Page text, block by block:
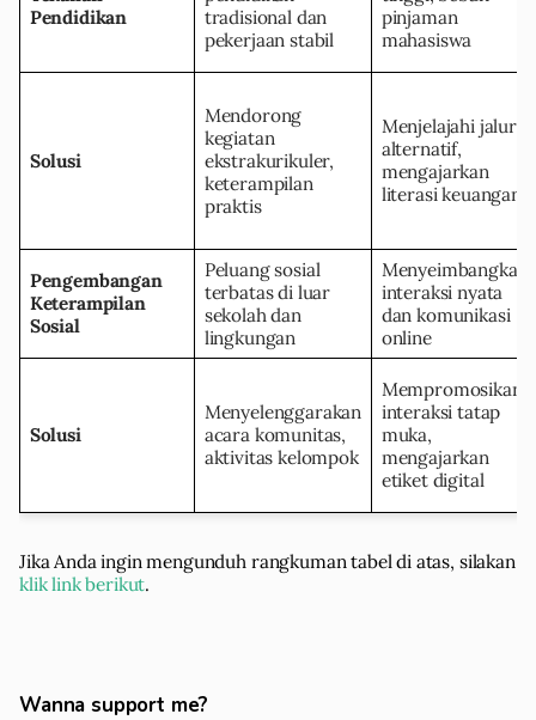
Pendidikan
tradisional dan
pekerjaan stabil
pinjaman
mahasiswa
Solusi
Mendorong
kegiatan
ekstrakurikuler,
keterampilan
praktis
Menjelajahi jalur
alternatif,
mengajarkan
literasi keuangan
Pengembangan
Keterampilan
Sosial
Peluang sosial
terbatas di luar
sekolah dan
lingkungan
Menyeimbangkan
interaksi nyata
dan komunikasi
online
Solusi
Menyelenggarakan
acara komunitas,
aktivitas kelompok
Mempromosikan
interaksi tatap
muka,
mengajarkan
etiket digital
Jika Anda ingin mengunduh rangkuman tabel di atas, silakan
klik link berikut.
Wanna support me?